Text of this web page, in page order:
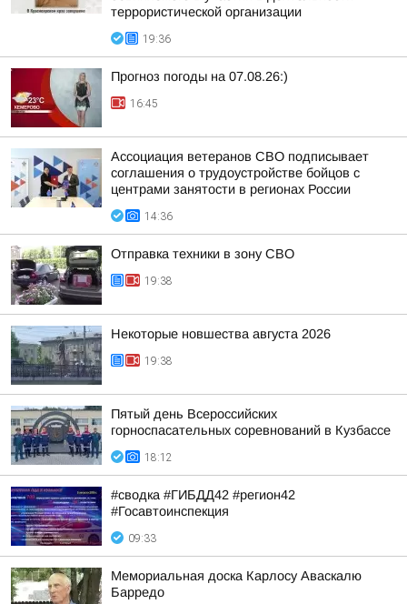
террористической организации
19:36
Прогноз погоды на 07.08.26:)
16:45
Ассоциация ветеранов СВО подписывает
соглашения о трудоустройстве бойцов с
центрами занятости в регионах России
14:36
Отправка техники в зону СВО
19:38
Некоторые новшества августа 2026
19:38
Пятый день Всероссийских
горноспасательных соревнований в Кузбассе
18:12
#сводка #ГИБДД42 #регион42
#Госавтоинспекция
09:33
Мемориальная доска Карлосу Аваскалю
Барредо